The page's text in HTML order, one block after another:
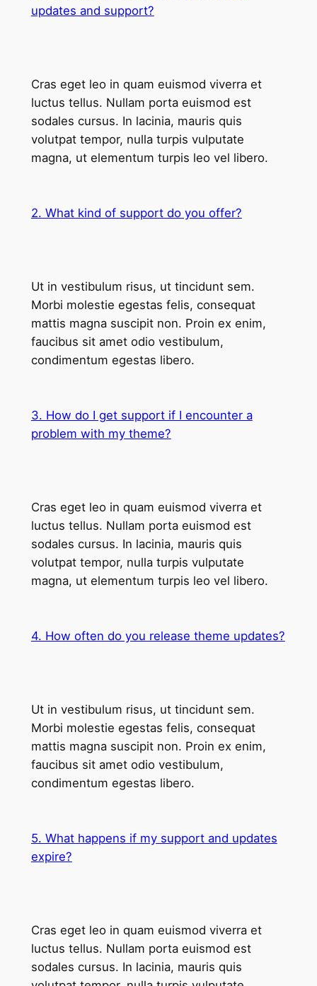
updates and support?
Cras eget leo in quam euismod viverra et
luctus tellus. Nullam porta euismod est
sodales cursus. In lacinia, mauris quis
volutpat tempor, nulla turpis vulputate
magna, ut elementum turpis leo vel libero.
2. What kind of support do you offer?
Ut in vestibulum risus, ut tincidunt sem.
Morbi molestie egestas felis, consequat
mattis magna suscipit non. Proin ex enim,
faucibus sit amet odio vestibulum,
condimentum egestas libero.
3. How do I get support if I encounter a
problem with my theme?
Cras eget leo in quam euismod viverra et
luctus tellus. Nullam porta euismod est
sodales cursus. In lacinia, mauris quis
volutpat tempor, nulla turpis vulputate
magna, ut elementum turpis leo vel libero.
4. How often do you release theme updates?
Ut in vestibulum risus, ut tincidunt sem.
Morbi molestie egestas felis, consequat
mattis magna suscipit non. Proin ex enim,
faucibus sit amet odio vestibulum,
condimentum egestas libero.
5. What happens if my support and updates
expire?
Cras eget leo in quam euismod viverra et
luctus tellus. Nullam porta euismod est
sodales cursus. In lacinia, mauris quis